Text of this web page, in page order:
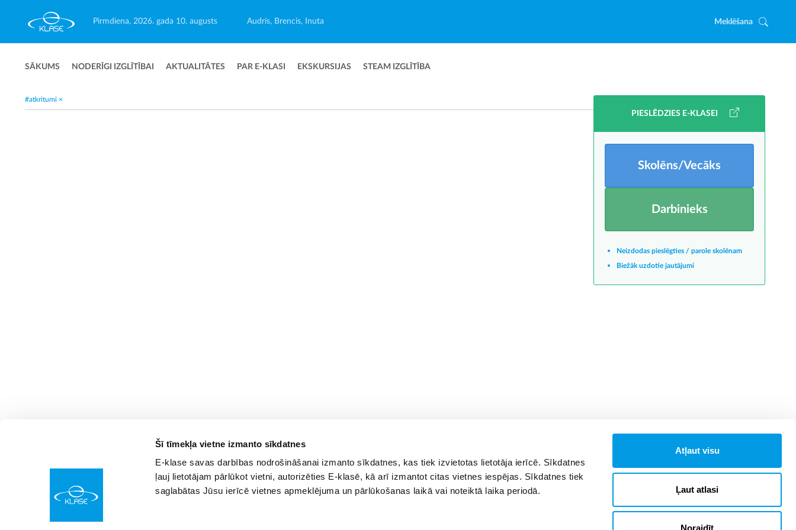
Šī tīmekļa vietne izmanto sīkdatnes
E-klase savas darbības nodrošināšanai izmanto sīkdatnes, kas tiek izvietotas lietotāja ierīcē. Sīkdatnes
ļauj lietotājam pārlūkot vietni, autorizēties E-klasē, kā arī izmantot citas vietnes iespējas. Sīkdatnes tiek
saglabātas Jūsu ierīcē vietnes apmeklējuma un pārlūkošanas laikā vai noteiktā laika periodā.
Atļaut visu
Ļaut atlasi
Noraidīt
Pirmdiena, 2026. gada 10. augusts Audris, Brencis, Inuta Meklēšana
SĀKUMS NODERĪGI IZGLĪTĪBAI AKTUALITĀTES PAR E-KLASI EKSKURSIJAS STEAM IZGLĪTĪBA
#atkritumi ×
PIESLĒDZIES E-KLASEI
Skolēns/Vecāks
Darbinieks
Neizdodas pieslēgties / parole skolēnam
Biežāk uzdotie jautājumi